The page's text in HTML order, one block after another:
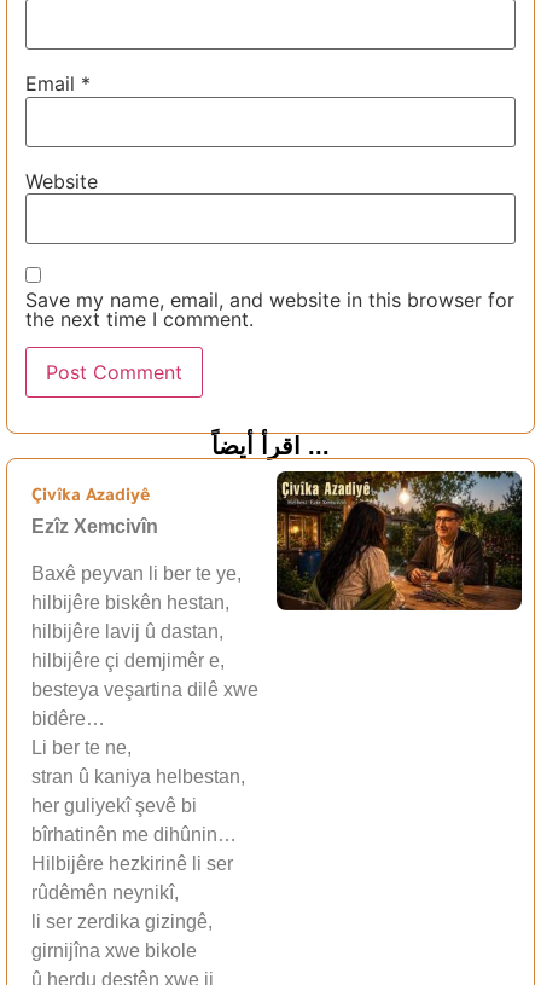
Email *
Website
Save my name, email, and website in this browser for
the next time I comment.
اقرأ أيضاً ...
Çivîka Azadiyê
Ezîz Xemcivîn
Baxê peyvan li ber te ye,
hilbijêre biskên hestan,
hilbijêre lavij û dastan,
hilbijêre çi demjimêr e,
besteya veşartina dilê xwe
bidêre…
Li ber te ne,
stran û kaniya helbestan,
her guliyekî şevê bi
bîrhatinên me dihûnin…
Hilbijêre hezkirinê li ser
rûdêmên neynikî,
li ser zerdika gizingê,
girnijîna xwe bikole
û herdu destên xwe ji